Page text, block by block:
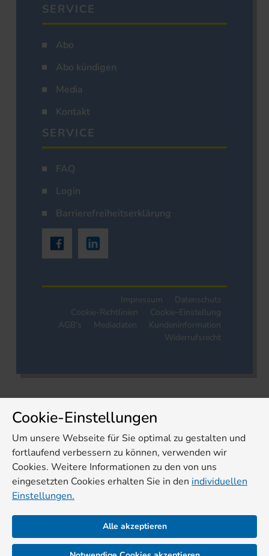
SERVICE
Abo
Abo kündigen
Media
Kontakt
SERVICE
FAQ
Login
Barrierefreiheitserklärung
Impressum
Datenschutz
Cookie-Richtlinien
Cookie-Einstellung
AGB's
Mediadaten
Kundeninformation
Widerrufsrecht
Cookie-Einstellungen
Um unsere Webseite für Sie optimal zu gestalten und
fortlaufend verbessern zu können, verwenden wir
Cookies. Weitere Informationen zu den von uns
eingesetzten Cookies erhalten Sie in den individuellen
Einstellungen.
Alle akzeptieren